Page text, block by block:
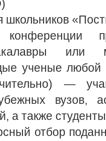
школьников
или
ученые
—
вузов,
а также
отбор